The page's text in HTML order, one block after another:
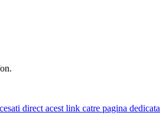
direct acest link catre pagina